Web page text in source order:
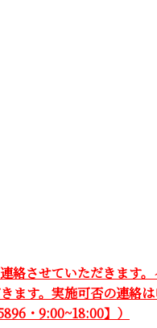
させていただきます。
ます。実施可否の連絡
・9:00~18:00】）